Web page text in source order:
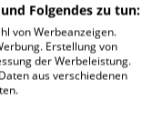
Folgendes zu tun:
von Werbeanzeigen.
Erstellung von
der Werbeleistung.
aus verschiedenen